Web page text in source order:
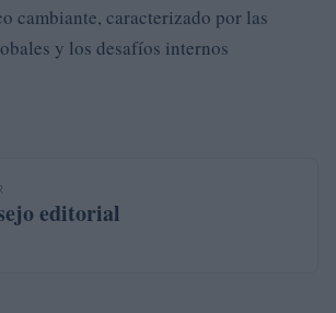
cambiante, caracterizado por las
y los desafíos internos
editorial